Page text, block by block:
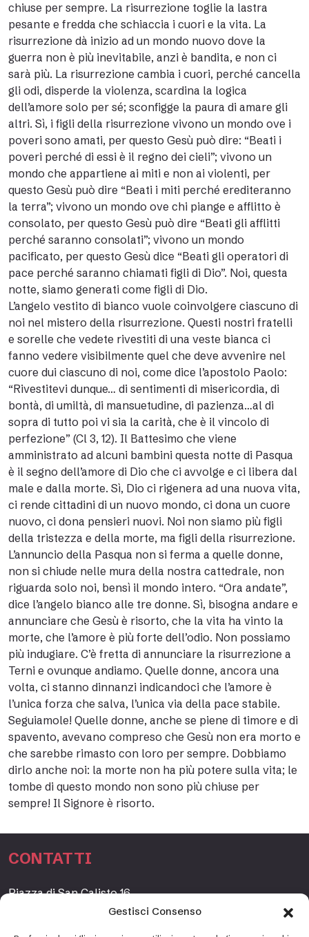
Gestisci Consenso
chiuse per sempre. La risurrezione toglie la lastra
pesante e fredda che schiaccia i cuori e la vita. La
risurrezione dà inizio ad un mondo nuovo dove la
guerra non è più inevitabile, anzi è bandita, e non ci
sarà più. La risurrezione cambia i cuori, perché cancella
gli odi, disperde la violenza, scardina la logica
dell’amore solo per sé; sconfigge la paura di amare gli
altri. Sì, i figli della risurrezione vivono un mondo ove i
poveri sono amati, per questo Gesù può dire: “Beati i
poveri perché di essi è il regno dei cieli”; vivono un
mondo che appartiene ai miti e non ai violenti, per
questo Gesù può dire “Beati i miti perché erediteranno
la terra”; vivono un mondo ove chi piange e afflitto è
consolato, per questo Gesù può dire “Beati gli afflitti
perché saranno consolati”; vivono un mondo
pacificato, per questo Gesù dice “Beati gli operatori di
pace perché saranno chiamati figli di Dio”. Noi, questa
notte, siamo generati come figli di Dio.
L’angelo vestito di bianco vuole coinvolgere ciascuno di
noi nel mistero della risurrezione. Questi nostri fratelli
e sorelle che vedete rivestiti di una veste bianca ci
fanno vedere visibilmente quel che deve avvenire nel
cuore dui ciascuno di noi, come dice l’apostolo Paolo:
“Rivestitevi dunque… di sentimenti di misericordia, di
bontà, di umiltà, di mansuetudine, di pazienza…al di
sopra di tutto poi vi sia la carità, che è il vincolo di
perfezione” (Cl 3, 12). Il Battesimo che viene
amministrato ad alcuni bambini questa notte di Pasqua
è il segno dell’amore di Dio che ci avvolge e ci libera dal
male e dalla morte. Sì, Dio ci rigenera ad una nuova vita,
ci rende cittadini di un nuovo mondo, ci dona un cuore
nuovo, ci dona pensieri nuovi. Noi non siamo più figli
della tristezza e della morte, ma figli della risurrezione.
L’annuncio della Pasqua non si ferma a quelle donne,
non si chiude nelle mura della nostra cattedrale, non
riguarda solo noi, bensì il mondo intero. “Ora andate”,
dice l’angelo bianco alle tre donne. Sì, bisogna andare e
annunciare che Gesù è risorto, che la vita ha vinto la
morte, che l’amore è più forte dell’odio. Non possiamo
più indugiare. C’è fretta di annunciare la risurrezione a
Terni e ovunque andiamo. Quelle donne, ancora una
volta, ci stanno dinnanzi indicandoci che l’amore è
l’unica forza che salva, l’unica via della pace stabile.
Seguiamole! Quelle donne, anche se piene di timore e di
spavento, avevano compreso che Gesù non era morto e
che sarebbe rimasto con loro per sempre. Dobbiamo
dirlo anche noi: la morte non ha più potere sulla vita; le
tombe di questo mondo non sono più chiuse per
sempre! Il Signore è risorto.
CONTATTI
Piazza di San Calisto 16,